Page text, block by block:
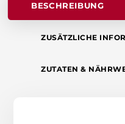
BESCHREIBUNG
ZUSÄTZLICHE
ZUTATEN &